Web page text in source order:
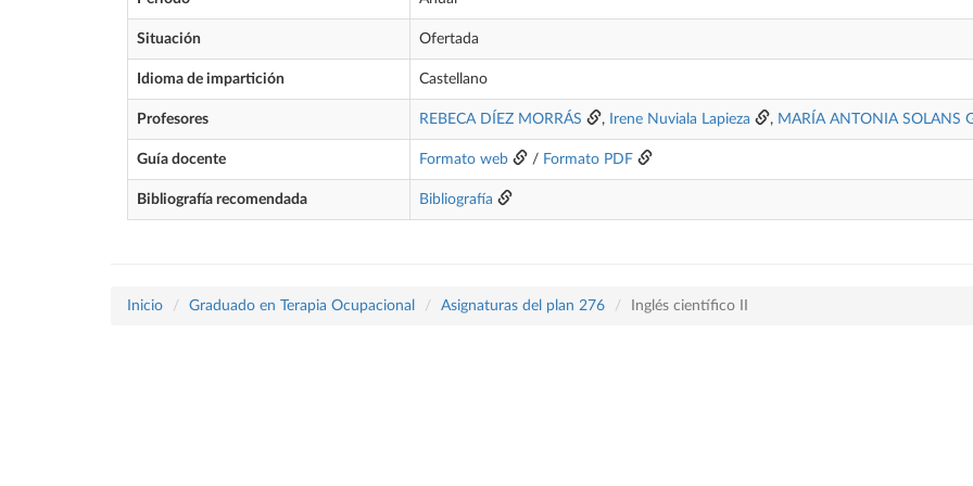
Situación Ofertada
Idioma de impartición Castellano
Profesores REBECA DÍEZ MORRÁS , Irene Nuviala Lapieza , MARÍA ANTONIA SOLANS
Guía docente Formato web / Formato PDF
Bibliografía recomendada Bibliografía
Inicio Graduado en Terapia Ocupacional Asignaturas del plan 276 Inglés científico II